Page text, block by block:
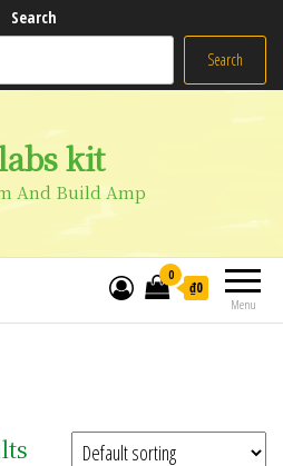
Search
Search
kit
And Build Amp
Menu
0
₫0